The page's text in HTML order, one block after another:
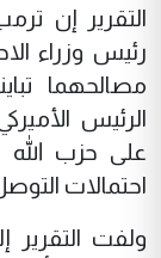
التقرير إن
رئيس وزراء
مصالحهما
الرئيس
على حزب
احتمالات
ولفت التقرير